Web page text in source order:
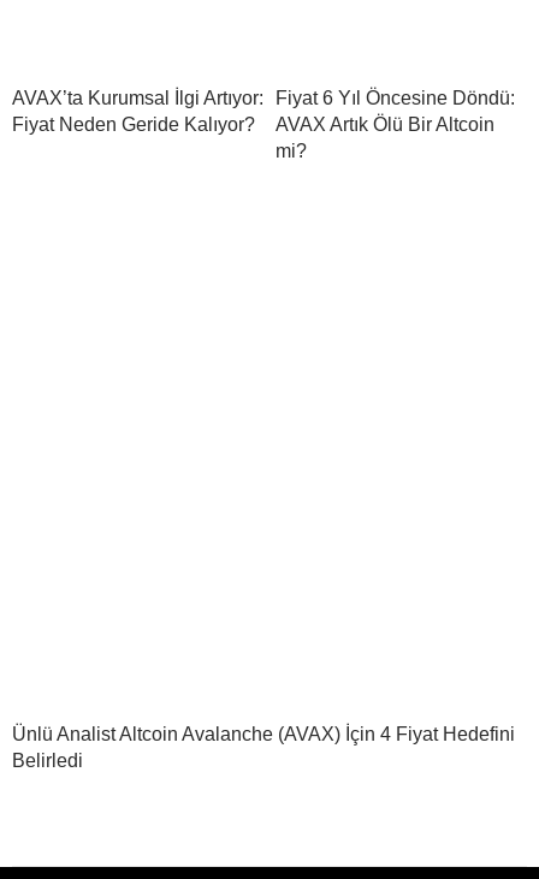
AVAX’ta Kurumsal İlgi Artıyor:
Fiyat Neden Geride Kalıyor?
Fiyat 6 Yıl Öncesine Döndü:
AVAX Artık Ölü Bir Altcoin
mi?
Ünlü Analist Altcoin Avalanche (AVAX) İçin 4 Fiyat Hedefini
Belirledi